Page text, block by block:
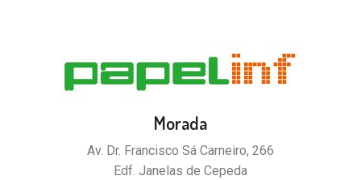
Morada
Av. Dr. Francisco Sá Carneiro, 266
Edf. Janelas de Cepeda